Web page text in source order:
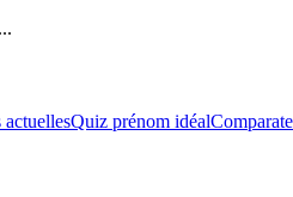
actuellesQuiz prénom idéal